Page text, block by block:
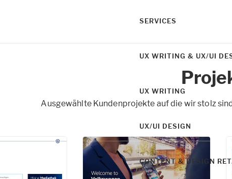
SERVICES
UX WRITING & UX/UI
UX WRITING
UX/UI DESIGN
CONTENT & DESIGN
Ausgewählte Kundenprojekte auf die wir stolz